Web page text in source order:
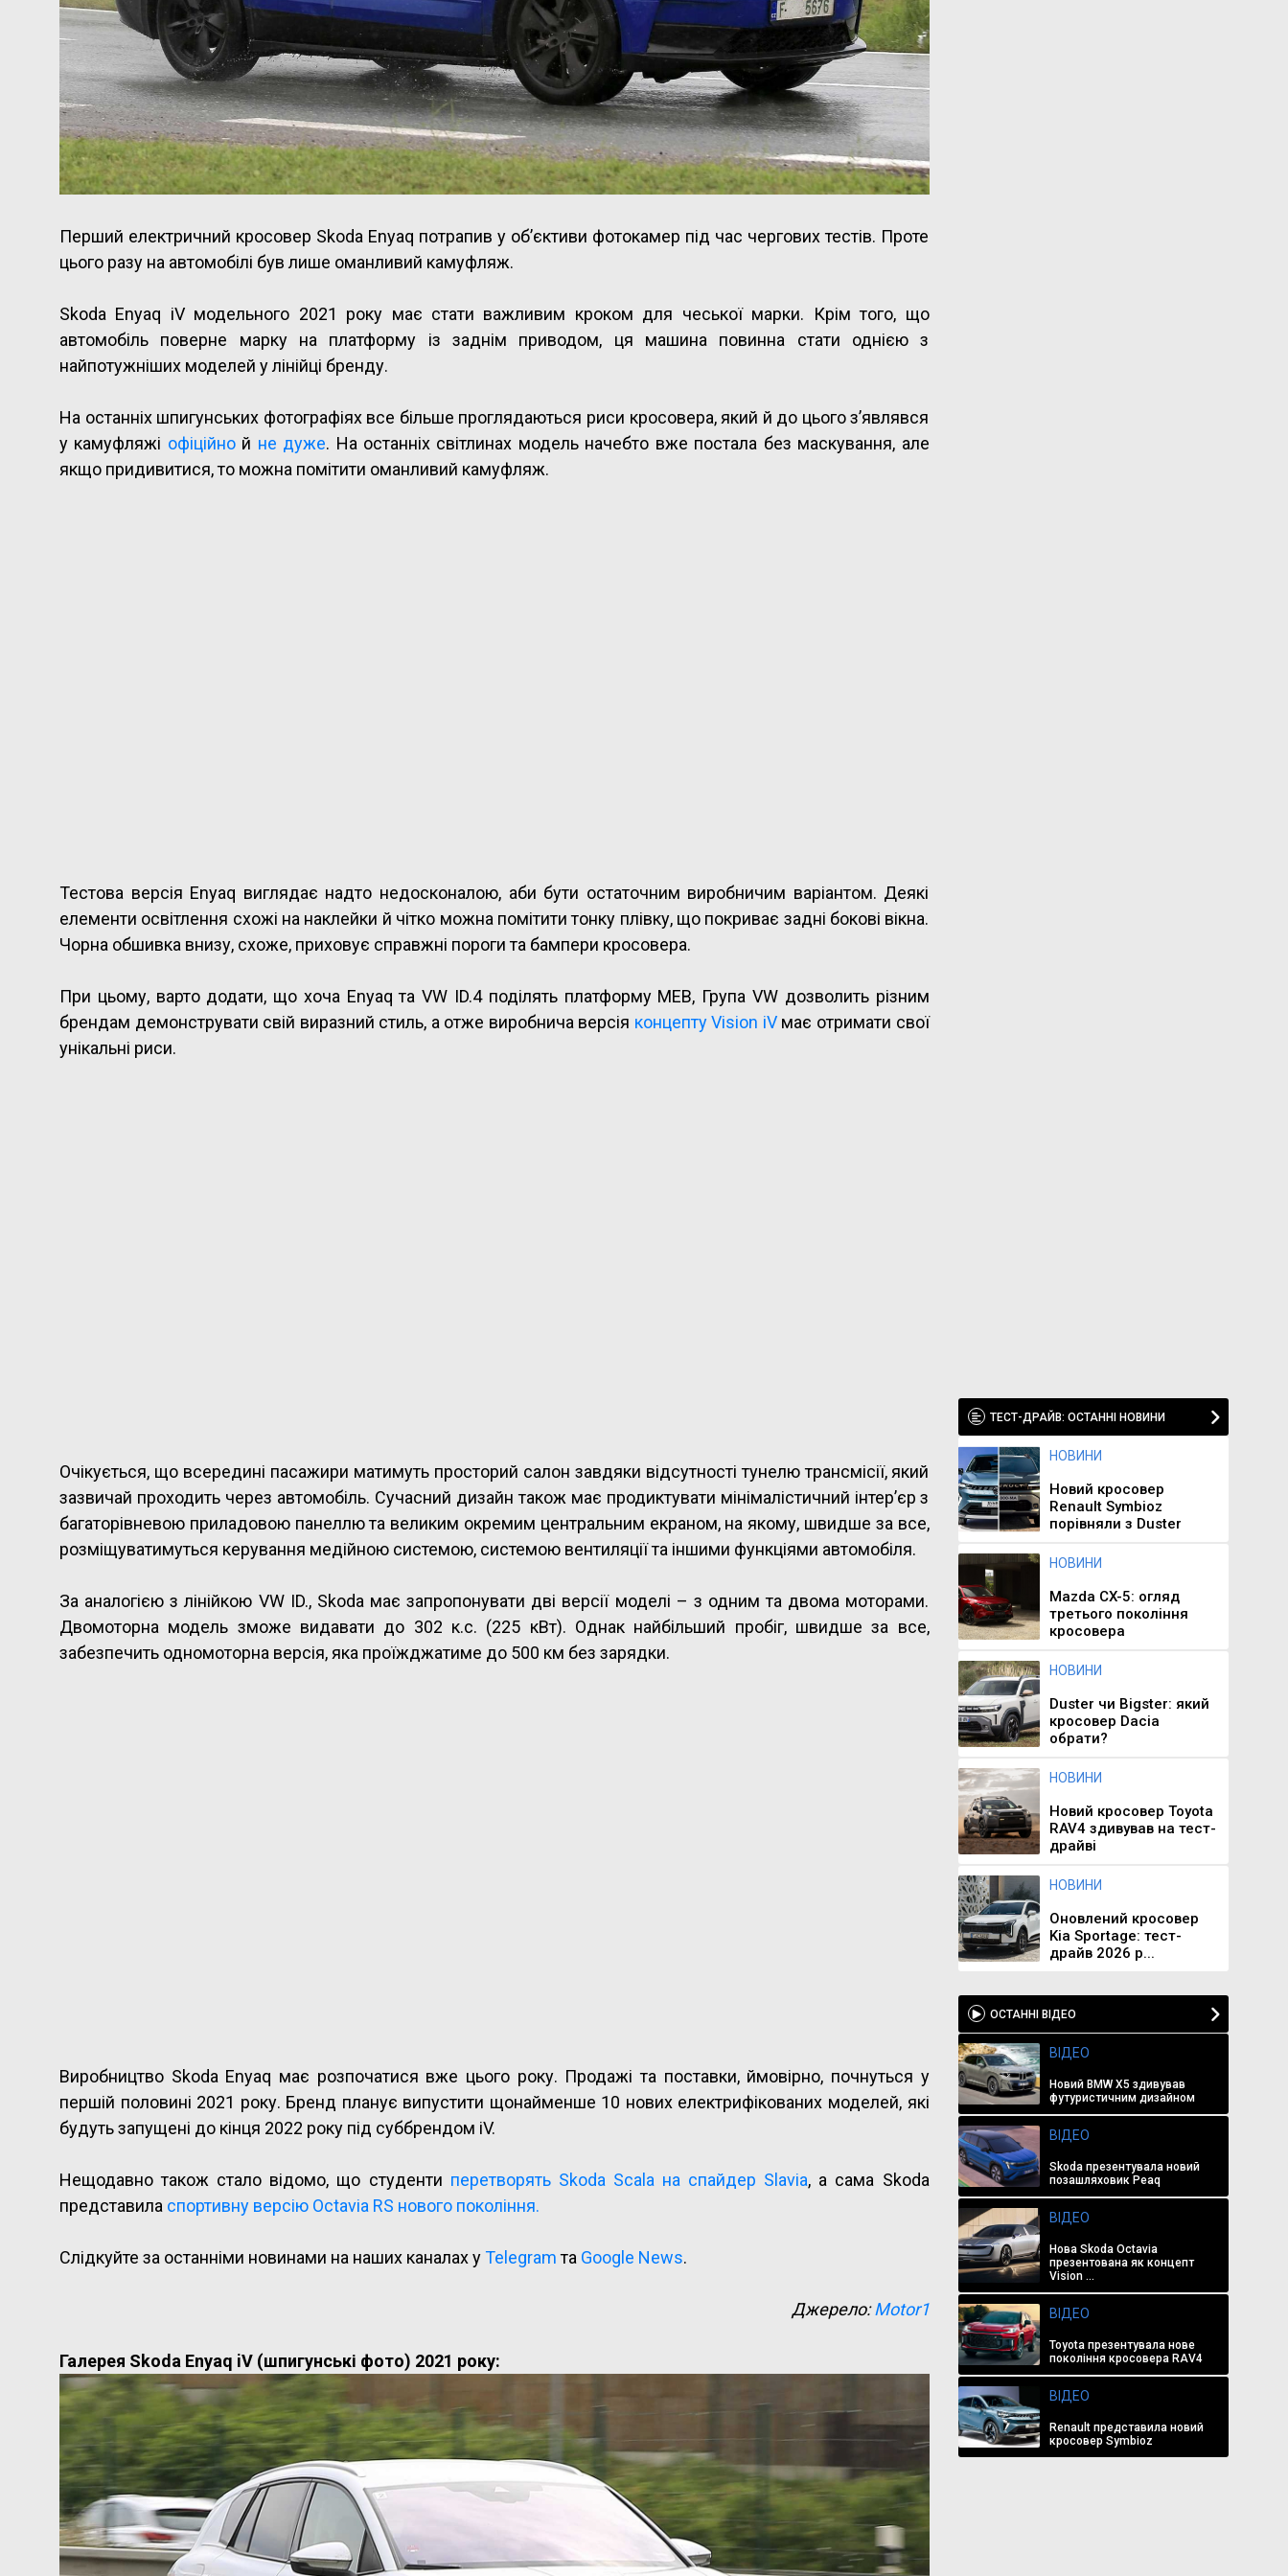
Перший електричний кросовер Skoda Enyaq потрапив у об’єктиви фотокамер під час чергових тестів. Проте
цього разу на автомобілі був лише оманливий камуфляж.
Skoda Enyaq iV модельного 2021 року має стати важливим кроком для чеської марки. Крім того, що
автомобіль поверне марку на платформу із заднім приводом, ця машина повинна стати однією з
найпотужніших моделей у лінійці бренду.
На останніх шпигунських фотографіях все більше проглядаються риси кросовера, який й до цього з’являвся
у камуфляжі офіційной не дуже. На останніх світлинах модель начебто вже постала без маскування, але
якщо придивитися, то можна помітити оманливий камуфляж.
Тестова версія Enyaq виглядає надто недосконалою, аби бути остаточним виробничим варіантом. Деякі
елементи освітлення схожі на наклейки й чітко можна помітити тонку плівку, що покриває задні бокові вікна.
Чорна обшивка внизу, схоже, приховує справжні пороги та бампери кросовера.
При цьому, варто додати, що хоча Enyaq та VW ID.4 поділять платформу MEB, Група VW дозволить різним
брендам демонструвати свій виразний стиль, а отже виробнича версія концепту Vision iVмає отримати свої
унікальні риси.
Очікується, що всередині пасажири матимуть просторий салон завдяки відсутності тунелю трансмісії, який
зазвичай проходить через автомобіль. Сучасний дизайн також має продиктувати мінімалістичний інтер’єр з
багаторівневою приладовою панеллю та великим окремим центральним екраном, на якому, швидше за все,
розміщуватимуться керування медійною системою, системою вентиляції та іншими функціями автомобіля.
За аналогією з лінійкою VW ID., Skoda має запропонувати дві версії моделі – з одним та двома моторами.
Двомоторна модель зможе видавати до 302 к.с. (225 кВт). Однак найбільший пробіг, швидше за все,
забезпечить одномоторна версія, яка проїжджатиме до 500 км без зарядки.
Виробництво Skoda Enyaq має розпочатися вже цього року. Продажі та поставки, ймовірно, почнуться у
першій половині 2021 року. Бренд планує випустити щонайменше 10 нових електрифікованих моделей, які
будуть запущені до кінця 2022 року під суббрендом iV.
Нещодавно також стало відомо, що студенти перетворять Skoda Scala на спайдер Slavia, а сама Skoda
представила спортивну версію Octavia RS нового покоління.
Слідкуйте за останніми новинами на наших каналах уTelegramта Google News.
Джерело:Motor1
Галерея Skoda Enyaq iV (шпигунські фото) 2021 року:
ТЕСТ-ДРАЙВ: ОСТАННІ НОВИНИ
НОВИНИ
Новий кросовер
Renault Symbioz
порівняли з Duster
НОВИНИ
Mazda CX-5: огляд
третього покоління
кросовера
НОВИНИ
Duster чи Bigster: який
кросовер Dacia
обрати?
НОВИНИ
Новий кросовер Toyota
RAV4 здивував на тест-
драйві
НОВИНИ
Оновлений кросовер
Kia Sportage: тест-
драйв 2026 р...
ОСТАННІ ВІДЕО
ВІДЕО
Новий BMW X5 здивував
футуристичним дизайном
ВІДЕО
Skoda презентувала новий
позашляховик Peaq
ВІДЕО
Нова Skoda Octavia
презентована як концепт
Vision ...
ВІДЕО
Toyota презентувала нове
покоління кросовера RAV4
ВІДЕО
Renault представила новий
кросовер Symbioz